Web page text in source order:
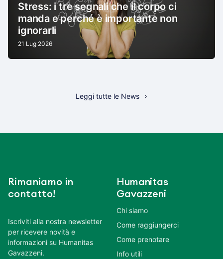
Stress: i tre segnali che il corpo ci
manda e perché è importante non
ignorarli
21 Lug 2026
Leggi tutte le News
Rimaniamo in
contatto!
Iscriviti alla nostra newsletter
per ricevere novità e
informazioni su Humanitas
Gavazzeni.
Humanitas
Gavazzeni
Chi siamo
Come raggiungerci
Come prenotare
Info utili